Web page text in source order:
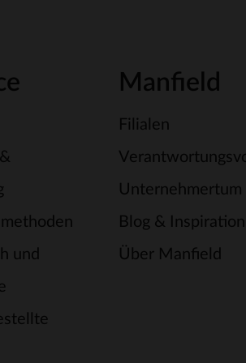
und
Manfield
Filialen
Unternehmertum
Blog & Inspiration
Über Manfield